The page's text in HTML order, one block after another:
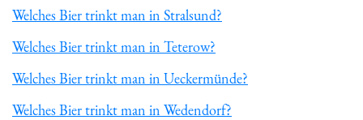
Welches Bier trinkt man in Stralsund?
Welches Bier trinkt man in Teterow?
Welches Bier trinkt man in Ueckermünde?
Welches Bier trinkt man in Wedendorf?